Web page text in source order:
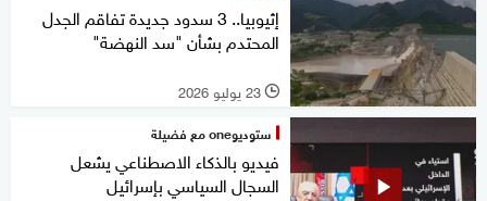
إثيوبيا.. 3 سدود جديدة تفاقم الجدل
المحتدم بشأن "سد النهضة"
l 23 يوليو 2026
ستوديوone مع فضيلة
فيديو بالذكاء الاصطناعي يشعل
السجال السياسي بإسرائيل